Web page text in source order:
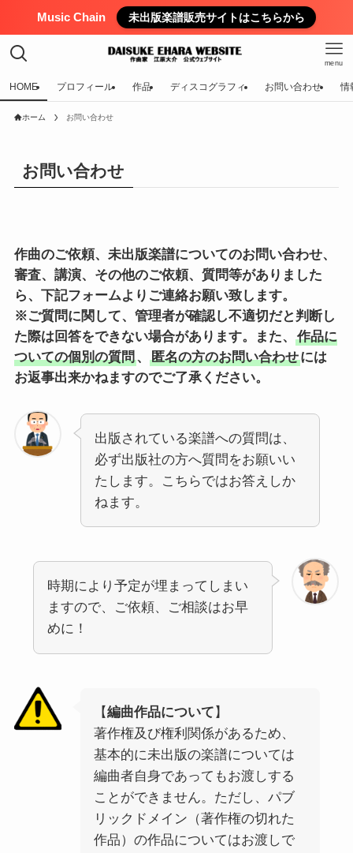
Music Chain 未出版楽譜販売サイトはこちらから
menu
HOME プロフィール 作品 ディスコグラフィ お問い合わせ 情
ホーム お問い合わせ
お問い合わせ
作曲のご依頼、未出版楽譜についてのお問い合わせ、
審査、講演、その他のご依頼、質問等がありました
ら、下記フォームよりご連絡お願い致します。
※ご質問に関して、管理者が確認し不適切だと判断し
た際は回答をできない場合があります。また、
作品に
ついての個別の質問、 匿名の方のお問い合わせには
お返事出来かねますのでご了承ください。
出版されている楽譜への質問は、
必ず出版社の方へ質問をお願いい
たします。こちらではお答えしか
ねます。
時期により予定が埋まってしまい
ますので、ご依頼、ご相談はお早
めに！
【編曲作品について 】
著作権及び権利関係があるため、
基本的に未出版の楽譜については
編曲者自身であってもお渡しする
ことができません。ただし、パブ
リックドメイン（著作権の切れた
作品）の作品についてはお渡しで